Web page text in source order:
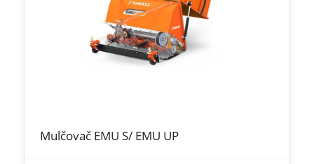
Mulčovač EMU S/ EMU UP